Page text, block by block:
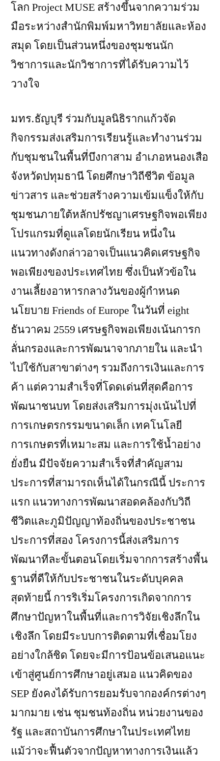
โลก Project MUSE สร้างขึ้นจากความร่วม
มือระหว่างสำนักพิมพ์มหาวิทยาลัยและห้อง
สมุด โดยเป็นส่วนหนึ่งของชุมชนนัก
วิชาการและนักวิชาการที่ได้รับความไว้
วางใจ
มทร.ธัญบุรี ร่วมกับมูลนิธิรากแก้วจัด
กิจกรรมส่งเสริมการเรียนรู้และทำงานร่วม
กับชุมชนในพื้นที่บึงกาสาม อำเภอหนองเสือ
จังหวัดปทุมธานี โดยศึกษาวิถีชีวิต ข้อมูล
ข่าวสาร และช่วยสร้างความเข้มแข็งให้กับ
ชุมชนภายใต้หลักปรัชญาเศรษฐกิจพอเพียง
โปรแกรมที่ดูแลโดยนักเรียน หนึ่งใน
แนวทางดังกล่าวอาจเป็นแนวคิดเศรษฐกิจ
พอเพียงของประเทศไทย ซึ่งเป็นหัวข้อใน
งานเลี้ยงอาหารกลางวันของผู้กำหนด
นโยบาย Friends of Europe ในวันที่ eight
ธันวาคม 2559 เศรษฐกิจพอเพียงเน้นการก
ลั่นกรองและการพัฒนาจากภายใน และนำ
ไปใช้กับสาขาต่างๆ รวมถึงการเงินและการ
ค้า แต่ความสำเร็จที่โดดเด่นที่สุดคือการ
พัฒนาชนบท โดยส่งเสริมการมุ่งเน้นไปที่
การเกษตรกรรมขนาดเล็ก เทคโนโลยี
การเกษตรที่เหมาะสม และการใช้น้ำอย่าง
ยั่งยืน มีปัจจัยความสำเร็จที่สำคัญสาม
ประการที่สามารถเห็นได้ในกรณีนี้ ประการ
แรก แนวทางการพัฒนาสอดคล้องกับวิถี
ชีวิตและภูมิปัญญาท้องถิ่นของประชาชน
ประการที่สอง โครงการนี้ส่งเสริมการ
พัฒนาทีละขั้นตอนโดยเริ่มจากการสร้างพื้น
ฐานที่ดีให้กับประชาชนในระดับบุคคล
สุดท้ายนี้ การริเริ่มโครงการเกิดจากการ
ศึกษาปัญหาในพื้นที่และการวิจัยเชิงลึกใน
เชิงลึก โดยมีระบบการติดตามที่เชื่อมโยง
อย่างใกล้ชิด โดยจะมีการป้อนข้อเสนอแนะ
เข้าสู่ศูนย์การศึกษาอยู่เสมอ แนวคิดของ
SEP ยังคงได้รับการยอมรับจากองค์กรต่างๆ
มากมาย เช่น ชุมชนท้องถิ่น หน่วยงานของ
รัฐ และสถาบันการศึกษาในประเทศไทย
แม้ว่าจะฟื้นตัวจากปัญหาทางการเงินแล้ว